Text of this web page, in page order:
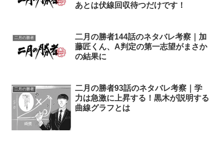
あとは伏線回収待つだけです！
二月の勝者
二月の勝者144話のネタバレ考察｜加
藤匠くん、A判定の第一志望がまさか
の結果に
二月の勝者
二月の勝者93話のネタバレ考察｜学
力は急激に上昇する！黒木が説明する
曲線グラフとは